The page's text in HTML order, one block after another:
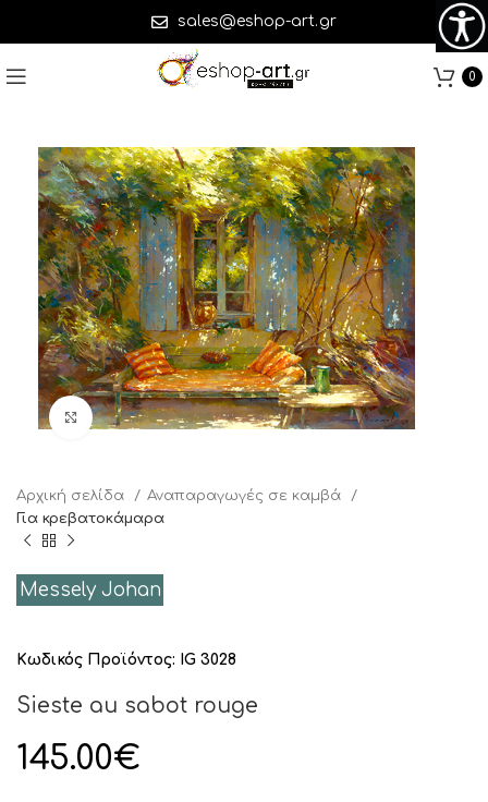
sales@eshop-art.gr
0
Click to enlarge
Αρχική σελίδα
Αναπαραγωγές σε καμβά
Για κρεβατοκάμαρα
Messely Johan
Κωδικός Προϊόντος: IG 3028
Sieste au sabot rouge
145.00€